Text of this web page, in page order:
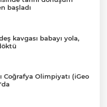
başladı
kavgası babayı yola,
Coğrafya Olimpiyatı (iGeo